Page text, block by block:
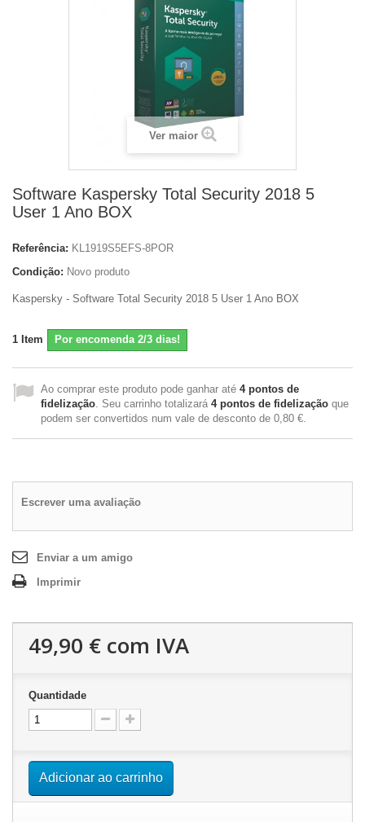
Ver maior
Software Kaspersky Total Security 2018 5
User 1 Ano BOX
Referência: KL1919S5EFS-8POR
Condição: Novo produto
Kaspersky - Software Total Security 2018 5 User 1 Ano BOX
1 Item Por encomenda 2/3 dias!
Ao comprar este produto pode ganhar até 4pontos de
fidelização. Seu carrinho totalizará 4pontos de fidelização que
podem ser convertidos num vale de desconto de 0,80 €.
Escrever uma avaliação
Enviar a um amigo
Imprimir
49,90 € com IVA
Quantidade
Adicionar ao carrinho